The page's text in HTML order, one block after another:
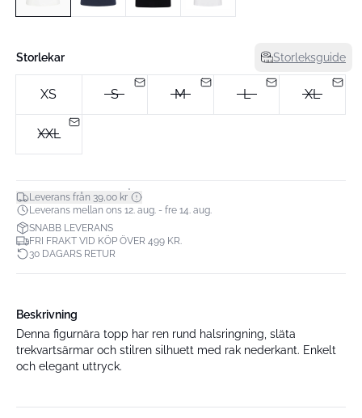
Storlekar Storleksguide
XS S M L XL
XXL
Leverans från 39,00 kr*
Leverans mellan ons 12. aug. - fre 14. aug.
SNABB LEVERANS
FRI FRAKT VID KÖP ÖVER 499 KR.
30 DAGARS RETUR
Beskrivning
Denna figurnära topp har ren rund halsringning, släta
trekvartsärmar och stilren silhuett med rak nederkant. Enkelt
och elegant uttryck.